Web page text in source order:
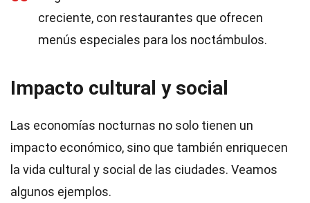
creciente, con restaurantes que ofrecen
menús especiales para los noctámbulos.
Impacto cultural y social
Las economías nocturnas no solo tienen un
impacto económico, sino que también enriquecen
la vida cultural y social de las ciudades. Veamos
algunos ejemplos.